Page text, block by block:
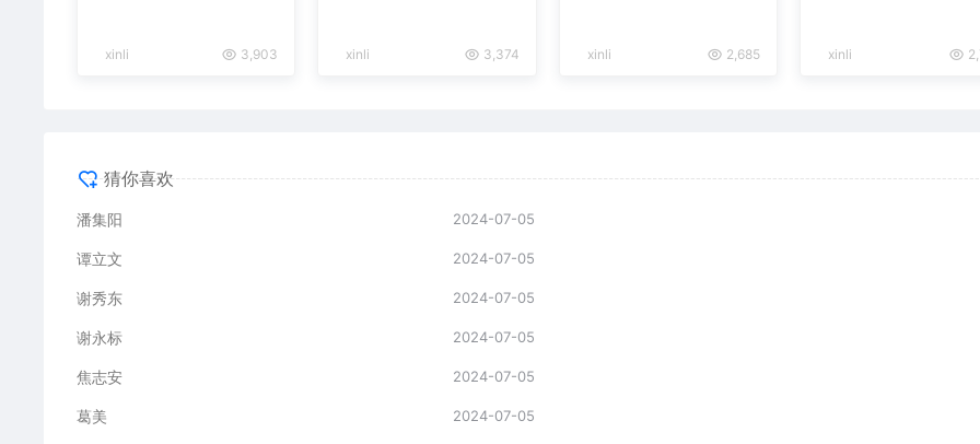
xinli 3,903 xinli 3,374 xinli 2,685 xinli
猜你喜欢
潘集阳 2024-07-05
谭立文 2024-07-05
谢秀东 2024-07-05
谢永标 2024-07-05
焦志安 2024-07-05
葛美 2024-07-05